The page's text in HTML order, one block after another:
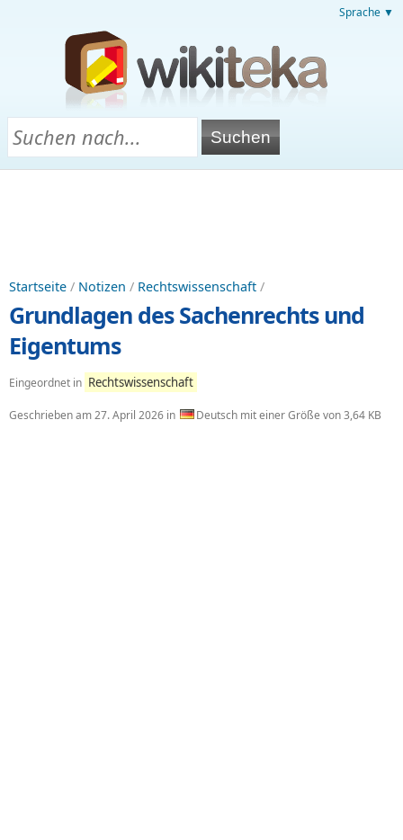
Sprache ▼
Startseite / Notizen / Rechtswissenschaft /
Grundlagen des Sachenrechts und
Eigentums
Eingeordnet in Rechtswissenschaft
Geschrieben am27. April 2026 in Deutsch mit einer Größe von 3,64 KB